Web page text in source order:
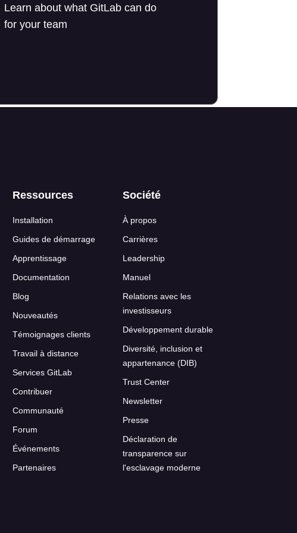
Learn about what GitLab can do
for your team
Ressources
Installation
Guides de démarrage
Apprentissage
Documentation
Blog
Nouveautés
Témoignages clients
Travail à distance
Services GitLab
Contribuer
Communauté
Forum
Événements
Partenaires
Société
À propos
Carrières
Leadership
Manuel
Relations avec les
investisseurs
Développement durable
Diversité, inclusion et
appartenance (DIB)
Trust Center
Newsletter
Presse
Déclaration de
transparence sur
l'esclavage moderne